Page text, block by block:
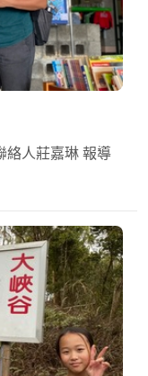
絡人莊嘉琳 報導